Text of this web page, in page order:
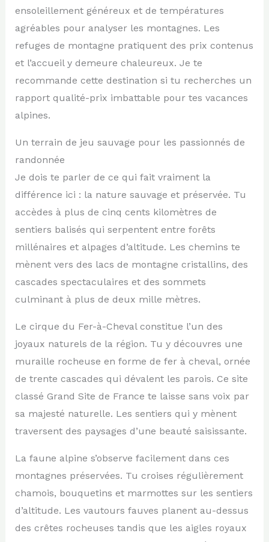
ensoleillement généreux et de températures
agréables pour analyser les montagnes. Les
refuges de montagne pratiquent des prix contenus
et l’accueil y demeure chaleureux. Je te
recommande cette destination si tu recherches un
rapport qualité-prix imbattable pour tes vacances
alpines.
Un terrain de jeu sauvage pour les passionnés de
randonnée
Je dois te parler de ce qui fait vraiment la
différence ici : la nature sauvage et préservée. Tu
accèdes à plus de cinq cents kilomètres de
sentiers balisés qui serpentent entre forêts
millénaires et alpages d’altitude. Les chemins te
mènent vers des lacs de montagne cristallins, des
cascades spectaculaires et des sommets
culminant à plus de deux mille mètres.
Le cirque du Fer-à-Cheval constitue l’un des
joyaux naturels de la région. Tu y découvres une
muraille rocheuse en forme de fer à cheval, ornée
de trente cascades qui dévalent les parois. Ce site
classé Grand Site de France te laisse sans voix par
sa majesté naturelle. Les sentiers qui y mènent
traversent des paysages d’une beauté saisissante.
La faune alpine s’observe facilement dans ces
montagnes préservées. Tu croises régulièrement
chamois, bouquetins et marmottes sur les sentiers
d’altitude. Les vautours fauves planent au-dessus
des crêtes rocheuses tandis que les aigles royaux